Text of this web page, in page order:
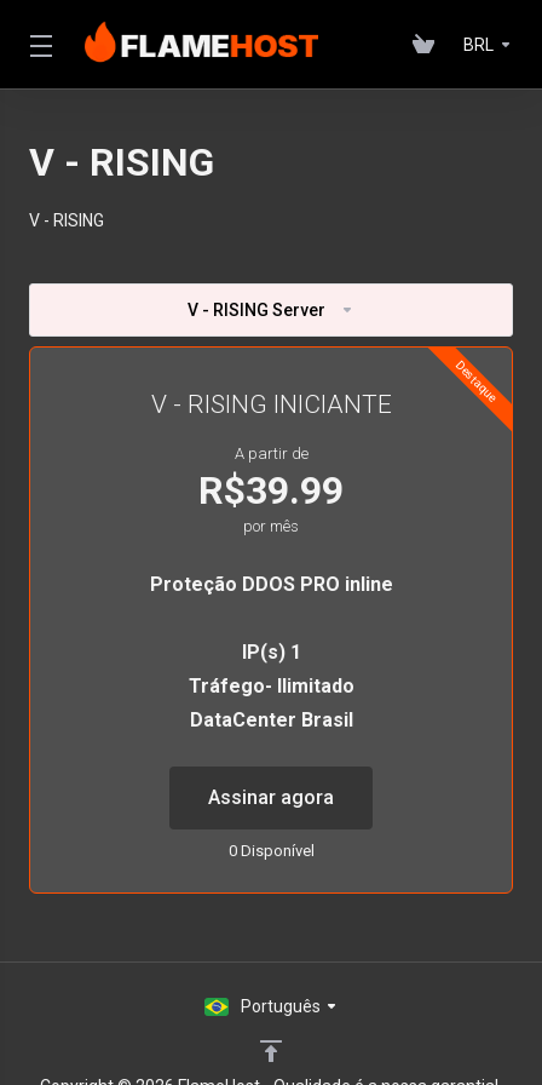
BRL
V - RISING
V - RISING
V - RISING Server
Destaque
V - RISING INICIANTE
A partir de
R$39.99
por mês
Proteção DDOS PRO inline
IP(s) 1
Tráfego- Ilimitado
DataCenter Brasil
Assinar agora
0 Disponível
Português